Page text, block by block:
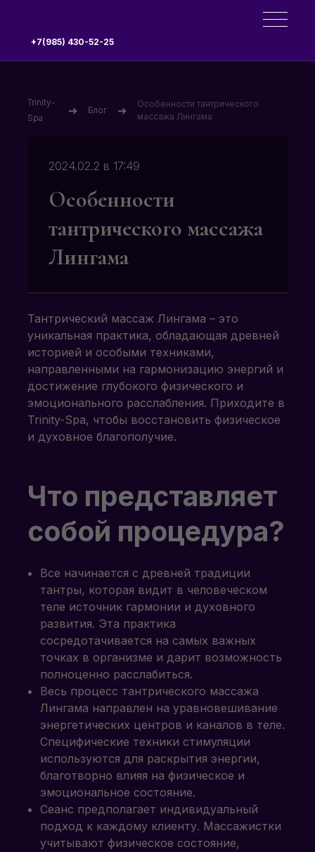
+7(985) 430-52-25
Trinity-
Spa
➔ Блог ➔
Особенности тантрического
массажа Лингама
2024.02.2 в 17:49
Особенности
тантрического массажа
Лингама
Тантрический массаж Лингама – это
уникальная практика, обладающая древней
историей и особыми техниками,
направленными на гармонизацию энергий и
достижение глубокого физического и
эмоционального расслабления. Приходите в
Trinity-Spa, чтобы восстановить физическое
и духовное благополучие.
Что представляет
собой процедура?
Все начинается с древней традиции
тантры, которая видит в человеческом
теле источник гармонии и духовного
развития. Эта практика
сосредотачивается на самых важных
точках в организме и дарит возможность
полноценно расслабиться.
Весь процесс тантрического массажа
Лингама направлен на уравновешивание
энергетических центров и каналов в теле.
Специфические техники стимуляции
используются для раскрытия энергии,
благотворно влияя на физическое и
эмоциональное состояние.
Сеанс предполагает индивидуальный
подход к каждому клиенту. Массажистки
учитывают физическое состояние,